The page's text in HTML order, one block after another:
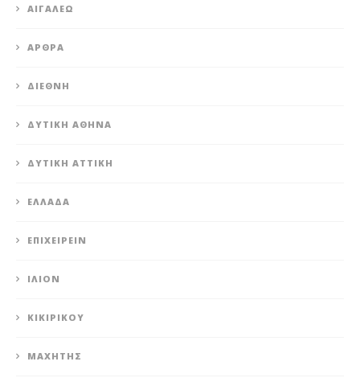
ΑΙΓΆΛΕΩ
ΆΡΘΡΑ
ΔΙΕΘΝΉ
ΔΥΤΙΚΉ ΑΘΉΝΑ
ΔΥΤΙΚΉ ΑΤΤΙΚΉ
ΕΛΛΆΔΑ
ΕΠΙΧΕΙΡΕΊΝ
ΊΛΙΟΝ
ΚΙΚΙΡΙΚΟΥ
ΜΑΧΗΤΗΣ